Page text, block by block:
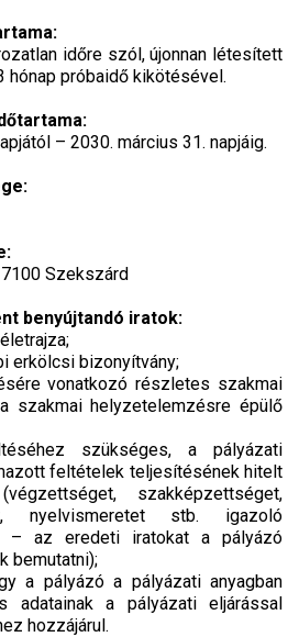
időre szól, újonnan létesített
hónap próbaidő kikötésével.
– 2030. március 31. napjáig.
Szekszárd
benyújtandó iratok:
erkölcsi bizonyítvány;
vonatkozó részletes szakmai
szakmai helyzetelemzésre épülő
szükséges, a pályázati
feltételek teljesítésének hitelt
szakképzettséget,
nyelvismeretet stb. igazoló
– az eredeti iratokat a pályázó
bemutatni);
a pályázó a pályázati anyagban
adatainak a pályázati eljárással
hozzájárul.